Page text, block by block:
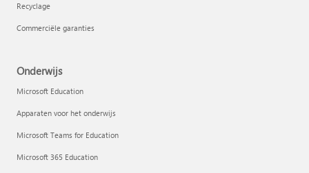
Recyclage
Commerciële garanties
Onderwijs
Microsoft Education
Apparaten voor het onderwijs
Microsoft Teams for Education
Microsoft 365 Education